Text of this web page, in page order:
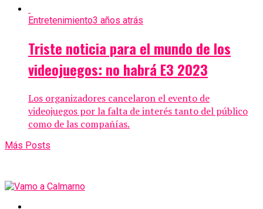
Entretenimiento3 años atrás
Triste noticia para el mundo de los
videojuegos: no habrá E3 2023
Los organizadores cancelaron el evento de
videojuegos por la falta de interés tanto del público
como de las compañías.
Más Posts